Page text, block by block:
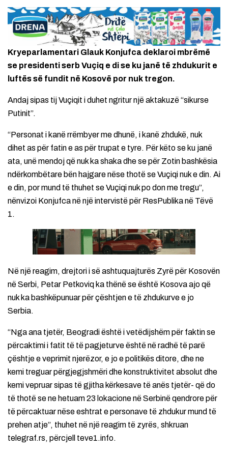
Kryeparlamentari Glauk Konjufca deklaroi mbrëmë
se presidenti serb Vuçiq e di se ku janë të zhdukurit e
luftës së fundit në Kosovë por nuk tregon.
Andaj sipas tij Vuçiqit i duhet ngritur një aktakuzë “sikurse
Putinit”.
“Personat i kanë rrëmbyer me dhunë, i kanë zhdukë, nuk
dihet as për fatin e as për trupat e tyre. Për këto se ku janë
ata, unë mendoj që nuk ka shaka dhe se për Zotin bashkësia
ndërkombëtare bën hajgare nëse thotë se Vuçiqi nuk e din. Ai
e din, por mund të thuhet se Vuçiqi nuk po don me tregu”,
nënvizoi Konjufca në një intervistë për ResPublika në Tëvë
1.
Në një reagim, drejtori i së ashtuquajturës Zyrë për Kosovën
në Serbi, Petar Petkoviq ka thënë se është Kosova ajo që
nuk ka bashkëpunuar për çështjen e të zhdukurve e jo
Serbia.
“Nga ana tjetër, Beogradi është i vetëdijshëm për faktin se
përcaktimi i fatit të të pagjeturve është në radhë të parë
çështje e veprimit njerëzor, e jo e politikës ditore, dhe ne
kemi treguar përgjegjshmëri dhe konstruktivitet absolut dhe
kemi vepruar sipas të gjitha kërkesave të anës tjetër- që do
të thotë se ne hetuam 23 lokacione në Serbinë qendrore për
të përcaktuar nëse eshtrat e personave të zhdukur mund të
prehen atje”, thuhet në një reagim të zyrës, shkruan
telegraf.rs, përcjell teve1.info.